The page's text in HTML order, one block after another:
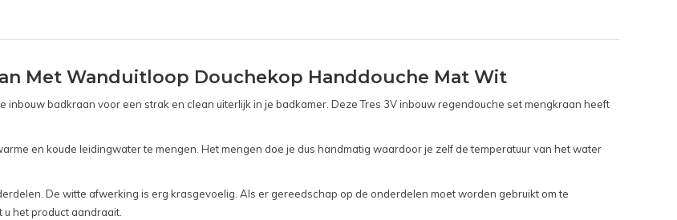
Met Wanduitloop Douchekop Handdouche Mat Wit
inbouw badkraan voor een strak en clean uiterlijk in je badkamer. Deze Tres 3V inbouw regendouche set mengkraan heeft
en koude leidingwater te mengen. Het mengen doe je dus handmatig waardoor je zelf de temperatuur van het water
De witte afwerking is erg krasgevoelig. Als er gereedschap op de onderdelen moet worden gebruikt om te
het product aandraait.